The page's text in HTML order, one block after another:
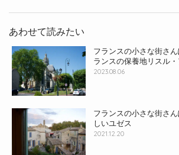
あわせて読みたい
フランスの小さな街さ
ランスの保養地リスル
2023.08.06
フランスの小さな街さ
しいユゼス
2021.12.20